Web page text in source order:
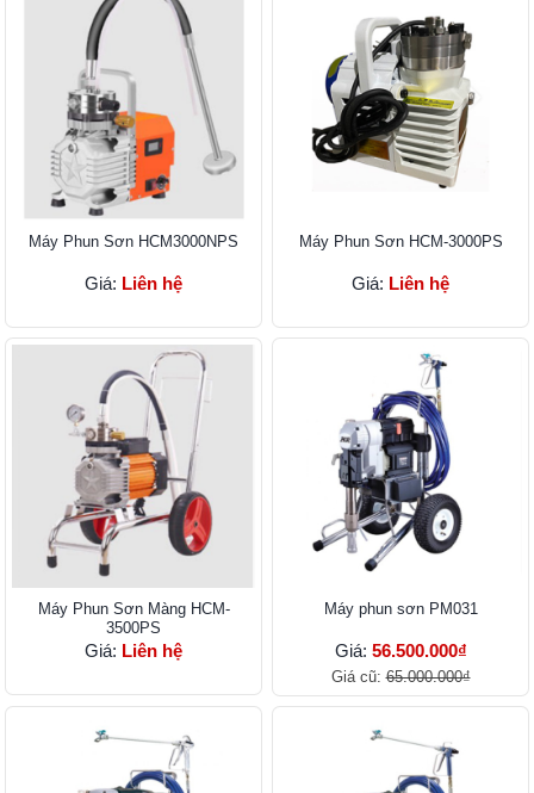
Máy Phun Sơn HCM300​0NPS
Giá: Liên hệ
Máy Phun Sơn HCM​-3000PS
Giá: Liên hệ
Máy Phun Sơn Màng HC​M-
3500PS
Giá: Liên hệ
Máy phun sơn PM031
Giá: 56.500.000₫
Giá cũ:65.000.000₫